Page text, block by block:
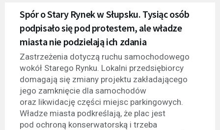
Spór o Stary Rynek w Słupsku. Tysiąc osób
podpisało się pod protestem, ale władze
miasta nie podzielają ich zdania
Zastrzeżenia dotyczą ruchu samochodowego
wokół Starego Rynku. Lokalni przedsiębiorcy
domagają się zmiany projektu zakładającego
jego zamknięcie dla samochodów
oraz likwidację części miejsc parkingowych.
Władze miasta podkreślają, że plac jest
pod ochroną konserwatorską i trzeba